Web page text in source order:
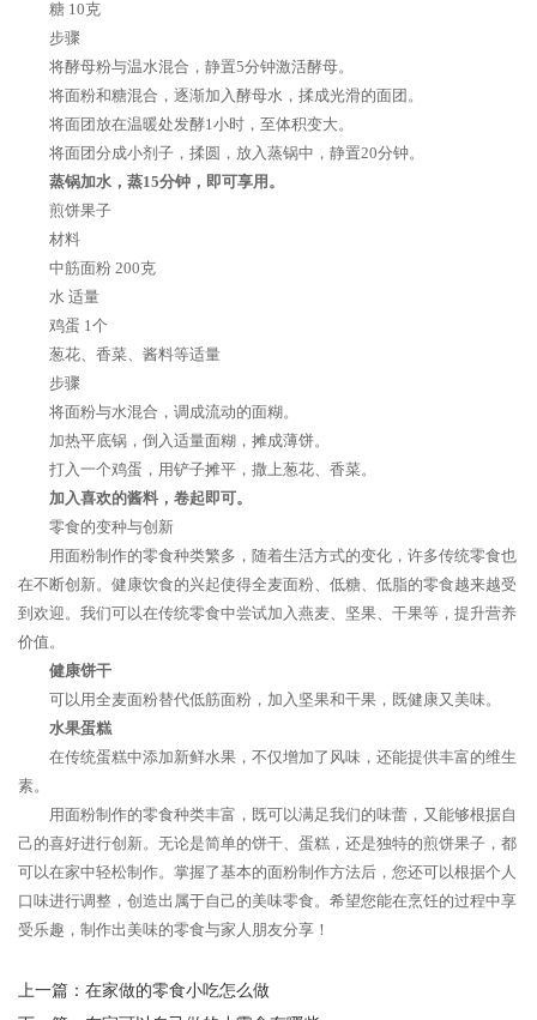
糖 10克
步骤
将酵母粉与温水混合，静置5分钟激活酵母。
将面粉和糖混合，逐渐加入酵母水，揉成光滑的面团。
将面团放在温暖处发酵1小时，至体积变大。
将面团分成小剂子，揉圆，放入蒸锅中，静置20分钟。
蒸锅加水，蒸15分钟，即可享用。
煎饼果子
材料
中筋面粉 200克
水 适量
鸡蛋 1个
葱花、香菜、酱料等适量
步骤
将面粉与水混合，调成流动的面糊。
加热平底锅，倒入适量面糊，摊成薄饼。
打入一个鸡蛋，用铲子摊平，撒上葱花、香菜。
加入喜欢的酱料，卷起即可。
零食的变种与创新
用面粉制作的零食种类繁多，随着生活方式的变化，许多传统零食也
在不断创新。健康饮食的兴起使得全麦面粉、低糖、低脂的零食越来越受
到欢迎。我们可以在传统零食中尝试加入燕麦、坚果、干果等，提升营养
价值。
健康饼干
可以用全麦面粉替代低筋面粉，加入坚果和干果，既健康又美味。
水果蛋糕
在传统蛋糕中添加新鲜水果，不仅增加了风味，还能提供丰富的维生
素。
用面粉制作的零食种类丰富，既可以满足我们的味蕾，又能够根据自
己的喜好进行创新。无论是简单的饼干、蛋糕，还是独特的煎饼果子，都
可以在家中轻松制作。掌握了基本的面粉制作方法后，您还可以根据个人
口味进行调整，创造出属于自己的美味零食。希望您能在烹饪的过程中享
受乐趣，制作出美味的零食与家人朋友分享！
上一篇： 在家做的零食小吃怎么做